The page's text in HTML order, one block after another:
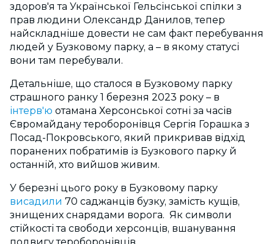
здоров'я та Української Гельсінської спілки з
прав людини Олександр Данилов, тепер
найскладніше довести не сам факт перебування
людей у Бузковому парку, а – в якому статусі
вони там перебували.
Детальніше, що сталося в Бузковому парку
страшного ранку 1 березня 2023 року – в
інтерв'ю отамана Херсонської сотні за часів
Євромайдану тероборонівця Сергія Горашка з
Посад-Покровського, який прикривав відхід
поранених побратимів із Бузкового парку й
останній, хто вийшов живим.
У березні цього року в Бузковому парку
висадили 70 саджанців бузку, замість кущів,
знищених снарядами ворога. Як символи
стійкості та свободи херсонців, вшанування